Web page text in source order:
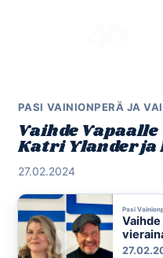
PASI VAINIONPERÄ JA
Vaihde
Katri Ylander
27.02.2024
Pasi